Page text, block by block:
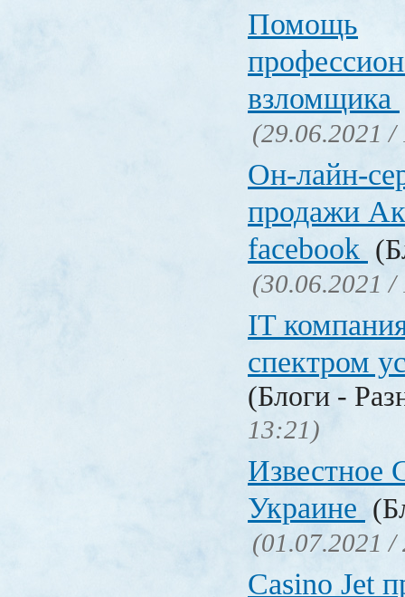
Помощь
взломщика
(29.06.2021 /
Он-лайн-
продажи
facebook
(30.06.2021 /
IT
спектром
(Блоги -
13:21)
Известное
Украине
(01.07.2021 /
Сasino Jet